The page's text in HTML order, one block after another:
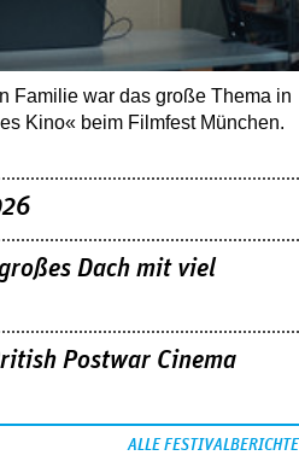
Familie war das große Thema in
Kino« beim Filmfest München.
Dach mit viel
Postwar Cinema
ALLE FESTIVALBERICHTE